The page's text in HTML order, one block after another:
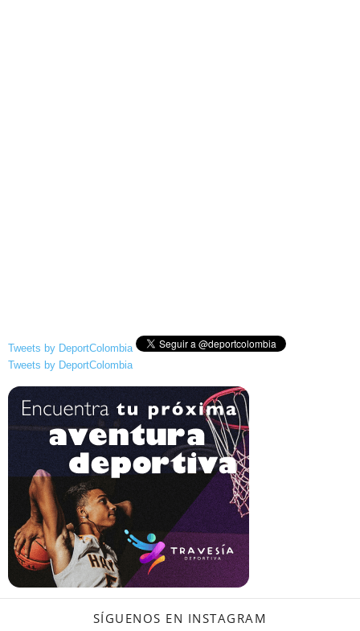
Tweets by DeportColombia
Tweets by DeportColombia
SÍGUENOS EN INSTAGRAM